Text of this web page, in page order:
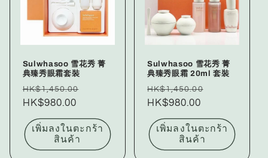
Sulwhasoo 雪花秀 菁
典臻秀眼霜套裝
ราคา
ปกติ
HK$1,450.00
HK$980.00
เพิ่มลงในตะกร้า
สินค้า
Sulwhasoo 雪花秀 菁
典臻秀眼霜 20ml 套裝
ราคา
ปกติ
HK$1,450.00
HK$980.00
เพิ่มลงในตะกร้า
สินค้า